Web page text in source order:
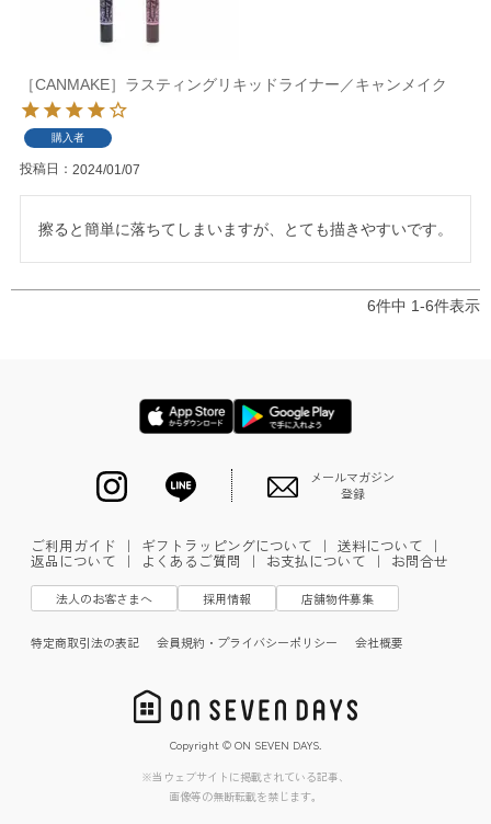
［CANMAKE］ラスティングリキッドライナー／キャンメイク
購入者
投稿日 2024/01/07
擦ると簡単に落ちてしまいますが、とても描きやすいです。
6件中 1-6件表示
メールマガジン
登録
ご利用ガイド ｜ ギフトラッピングについて ｜ 送料について ｜
返品について ｜ よくあるご質問 ｜ お支払について ｜ お問合せ
法人のお客さまへ 採用情報 店舗物件募集
特定商取引法の表記 会員規約・プライバシーポリシー 会社概要
Copyright © ON SEVEN DAYS.
※当ウェブサイトに掲載されている記事、
画像等の無断転載を禁じます。